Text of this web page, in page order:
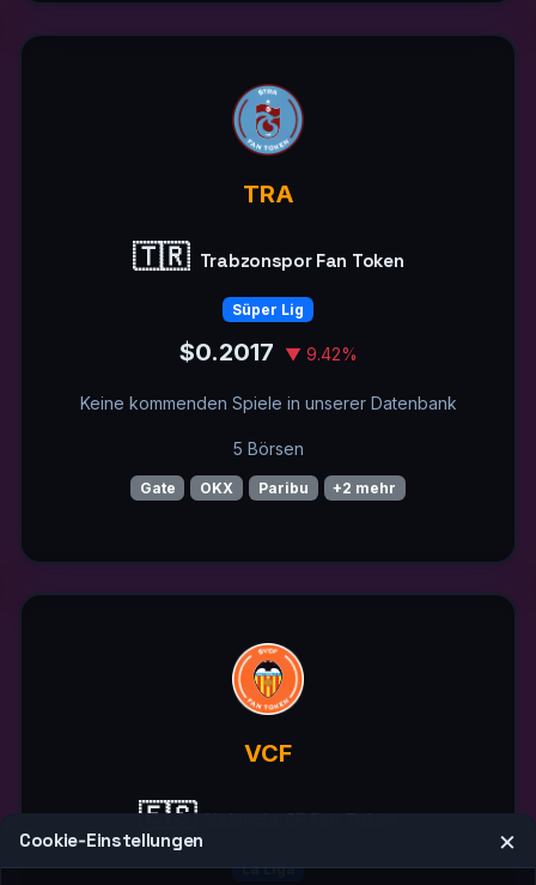
TRA
🇹🇷 Trabzonspor Fan Token
Süper Lig
$0.2017 ▼ 9.42%
Keine kommenden Spiele in unserer Datenbank
5 Börsen
Gate OKX Paribu +2 mehr
VCF
🇪🇸 Valencia CF Fan Token
La Liga
Cookie‑Einstellungen ×